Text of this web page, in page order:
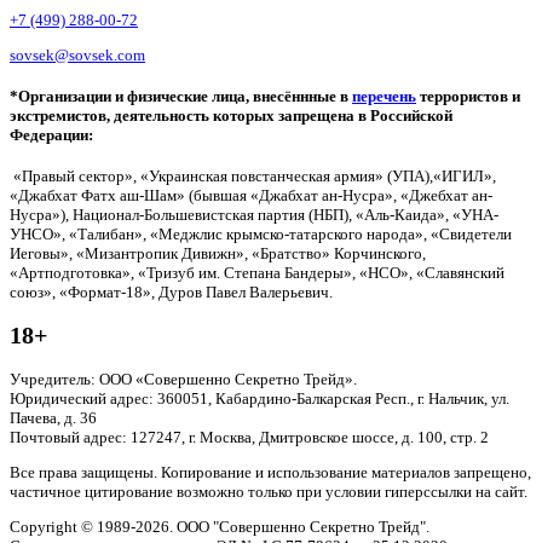
+7 (499) 288-00-72
sovsek@sovsek.com
*Организации и физические лица, внесённные в перечень террористов и
экстремистов, деятельность которых запрещена в Российской
Федерации:
«Правый сектор», «Украинская повстанческая армия» (УПА),«ИГИЛ»,
«Джабхат Фатх аш-Шам» (бывшая «Джабхат ан-Нусра», «Джебхат ан-
Нусра»), Национал-Большевистская партия (НБП), «Аль-Каида», «УНА-
УНСО», «Талибан», «Меджлис крымско-татарского народа», «Свидетели
Иеговы», «Мизантропик Дивижн», «Братство» Корчинского,
«Артподготовка», «Тризуб им. Степана Бандеры», «НСО», «Славянский
союз», «Формат-18», Дуров Павел Валерьевич.
18+
Учредитель: ООО «Совершенно Секретно Трейд».
Юридический адрес: 360051, Кабардино-Балкарская Респ., г. Нальчик, ул.
Пачева, д. 36
Почтовый адрес: 127247, г. Москва, Дмитровское шоссе, д. 100, стр. 2
Все права защищены. Копирование и использование материалов запрещено,
частичное цитирование возможно только при условии гиперссылки на сайт.
Copyright © 1989-2026. ООО "Совершенно Секретно Трейд".